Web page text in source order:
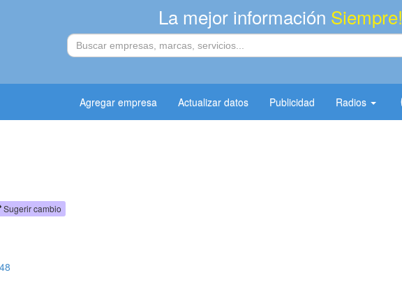
La mejor información Siempre!
Agregar empresa Actualizar datos Publicidad Radios
Sugerir cambio